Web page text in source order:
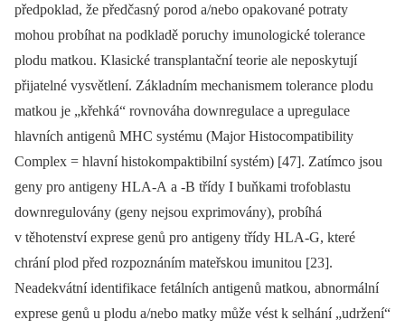
předpoklad, že předčasný porod a/nebo opakované potraty
mohou probíhat na podkladě poruchy imunologické tolerance
plodu matkou. Klasické transplantační teorie ale neposkytují
přijatelné vysvětlení. Základním mechanismem tolerance plodu
matkou je „křehká“ rovnováha downregulace a upregulace
hlavních antigenů MHC systému (Major Histocompatibility
Complex = hlavní histokompaktibilní systém) [47]. Zatímco jsou
geny pro antigeny HLA-A a -B třídy I buňkami trofoblastu
downregulovány (geny nejsou exprimovány), probíhá
v těhotenství exprese genů pro antigeny třídy HLA-G, které
chrání plod před rozpoznáním mateřskou imunitou [23].
Neadekvátní identifikace fetálních antigenů matkou, abnormální
exprese genů u plodu a/nebo matky může vést k selhání „udržení“